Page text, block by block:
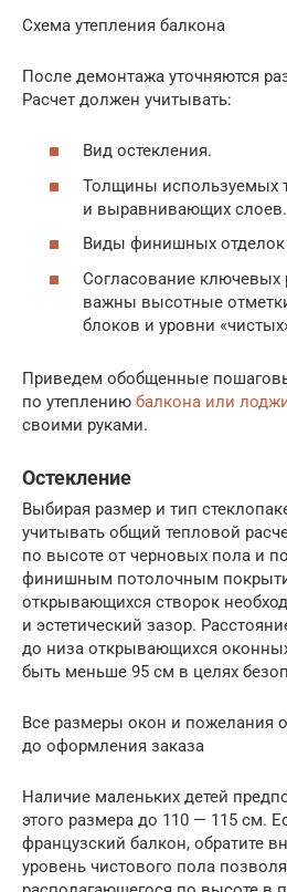
Схема утепления балкона
После демонтажа уточняются
Расчет должен учитывать:
Вид остекления.
Толщины используемых
и выравнивающих слоев.
Виды финишных отделок
Согласование ключевых
важны высотные
блоков и уровни
Приведем обобщенные
по утеплению балкона или
своими руками.
Остекление
Выбирая размер и тип
учитывать общий тепловой
по высоте от черновых пола и
финишным потолочным
открывающихся створок
и эстетический зазор.
до низа открывающихся
быть меньше 95 см в целях
Все размеры окон и пожелания
до оформления заказа
Наличие маленьких детей
этого размера до 110 — 115 см.
французский балкон, обратите
уровень чистового пола